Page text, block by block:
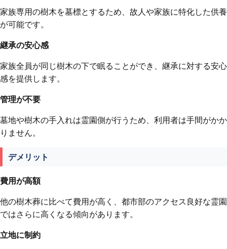
家族専用の樹木を墓標とするため、故人や家族に特化した供養
が可能です。
継承の安心感
家族全員が同じ樹木の下で眠ることができ、継承に対する安心
感を提供します。
管理が不要
墓地や樹木の手入れは霊園側が行うため、利用者は手間がかか
りません。
デメリット
費用が高額
他の樹木葬に比べて費用が高く、都市部のアクセス良好な霊園
ではさらに高くなる傾向があります。
立地に制約